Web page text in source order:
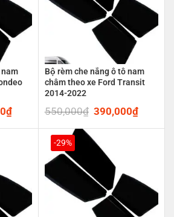
₫Current
is:
390,000₫.
Bộ rèm che nắng ô tô nam
châm theo xe Ford Transit
2014-2022
550,000₫ Original
was:
550,000₫.
390,000₫Current
is:
-29%